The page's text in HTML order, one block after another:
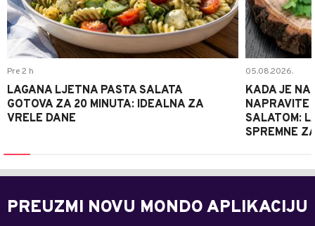
Pre 2 h
LAGANA LJETNA PASTA SALATA
GOTOVA ZA 20 MINUTA: IDEALNA ZA
VRELE DANE
05.08.2026.
KADA JE
NAPRAVITE
SALATOM:
SPREMNE
PREUZMI NOVU MONDO APLIKACIJU